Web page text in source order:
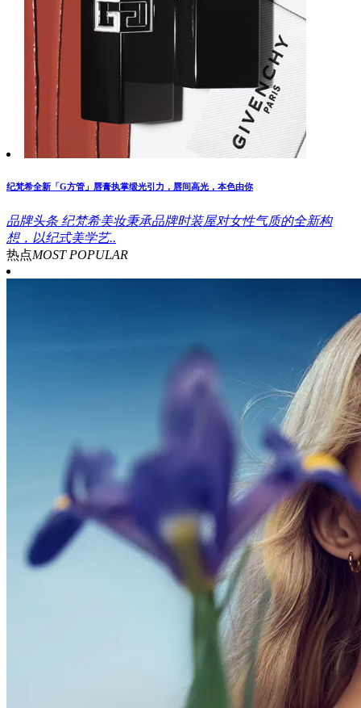
纪梵希全新「G方管」唇膏执掌缎光引力，唇间高光，本色由你
品牌头条 纪梵希美妆秉承品牌时装屋对女性气质的全新构
想，以纪式美学艺..
热点MOST POPULAR